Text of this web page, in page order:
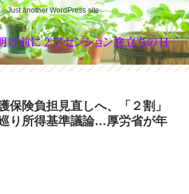
Just another WordPress site
保険負担見直しへ、「２割」
り所得基準議論…厚労省が年